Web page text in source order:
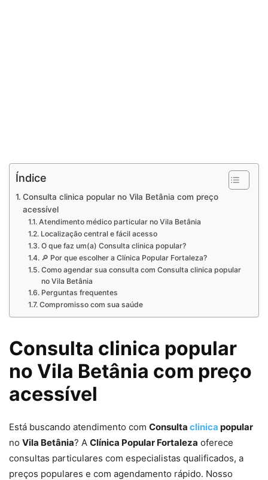
Índice
Consulta clinica popular no Vila Betânia com preço
acessível
Atendimento médico particular no Vila Betânia
Localização central e fácil acesso
O que faz um(a) Consulta clinica popular?
🔎 Por que escolher a Clínica Popular Fortaleza?
Como agendar sua consulta com Consulta clinica popular
no Vila Betânia
Perguntas frequentes
Compromisso com sua saúde
Consulta clinica popular
no Vila Betânia com preço
acessível
Está buscando atendimento com Consulta clinica popular
no Vila Betânia? A Clínica Popular Fortaleza oferece
consultas particulares com especialistas qualificados, a
preços populares e com agendamento rápido. Nosso